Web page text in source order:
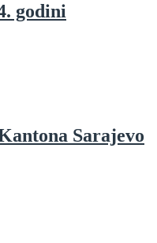
godini
Sarajevo